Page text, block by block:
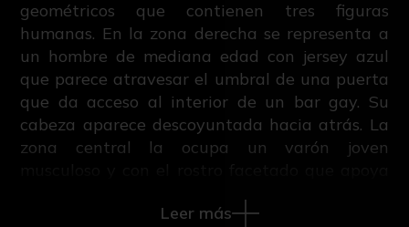
geométricos que contienen tres figuras
humanas. En la zona derecha se representa a
un hombre de mediana edad con jersey azul
que parece atravesar el umbral de una puerta
que da acceso al interior de un bar gay. Su
cabeza aparece descoyuntada hacia atrás. La
zona central la ocupa un varón joven
pequeñas dimensiones en una postura
Leer más